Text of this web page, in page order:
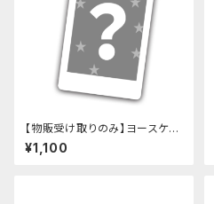
【物販受け取りのみ】ヨースケコ
ースケ チェキ
¥1,100